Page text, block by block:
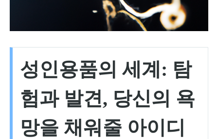
성인용품의 세계: 탐
험과 발견, 당신의 욕
망을 채워줄 아이디